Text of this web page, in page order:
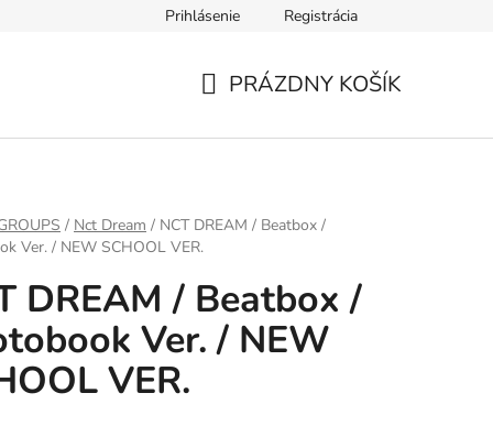
Prihlásenie Registrácia
PRÁZDNY KOŠÍK
/ Nct Dream / NCT DREAM / Beatbox /
Ver. / NEW SCHOOL VER.
DREAM / Beatbox /
Ver. / NEW
VER.